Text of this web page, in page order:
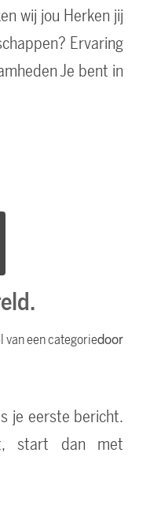
wij jou Herken jij
Ervaring
Je bent in
van een categoriedoor
je eerste bericht.
start dan met